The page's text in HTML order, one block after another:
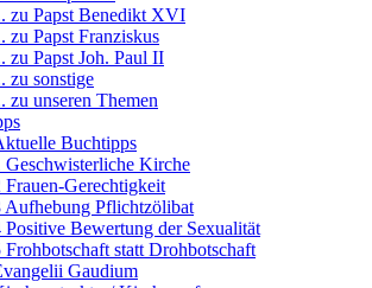
zu Papst Benedikt XVI
zu Papst Franziskus
zu Papst Joh. Paul II
zu sonstige
zu unseren Themen
Buchtipps
Geschwisterliche Kirche
Frauen-Gerechtigkeit
Aufhebung Pflichtzölibat
Positive Bewertung der Sexualität
Frohbotschaft statt Drohbotschaft
Gaudium